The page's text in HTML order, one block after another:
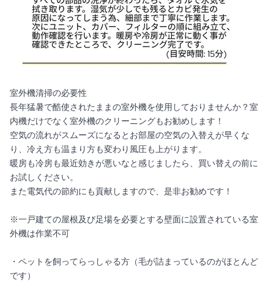
室外機清掃の必要性
長年猛暑で酷使されたままの室外機を使用しておりませんか？室
内機だけでなく室外機のクリーニングもお勧めします！
空気の流れがスムーズになるとお部屋の空気の入替えが早くな
り、冷え方も温まり方も変わり風圧も上がります。
暖房も冷房も最近効きが悪いなと感じましたら、買い替えの前に
お試しください。
また電気代の節約にも貢献しますので、是非お勧めです！
※一戸建ての屋根及び足場を必要とする壁面に設置されている室
外機は作業不可
・ペットを飼ってらっしゃる方（毛が詰まっているのがほとんど
です）